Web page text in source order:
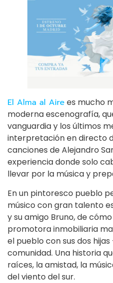
El Alma al Aire es mucho
moderna escenografía,
vanguardia y los últimos
interpretación en directo
canciones de Alejandro
experiencia donde solo
llevar por la música y
En un pintoresco pueblo
músico con gran talento
y su amigo Bruno, de
promotora inmobiliaria
el pueblo con sus dos
comunidad. Una historia
raíces, la amistad, la
del viento del sur.